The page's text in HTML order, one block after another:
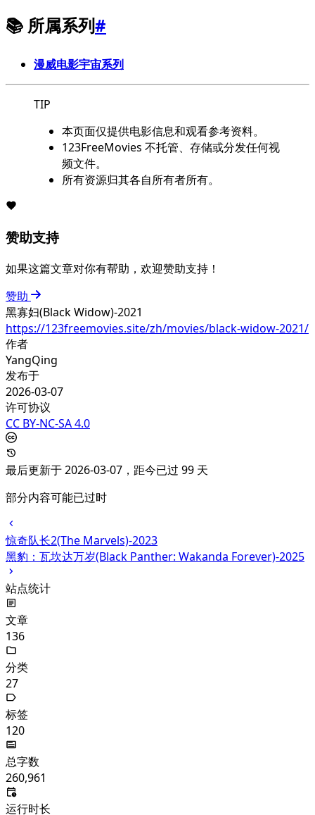
📚 所属系列#
漫威电影宇宙系列
TIP
本页面仅提供电影信息和观看参考资料。
123FreeMovies 不托管、存储或分发任何视
频文件。
所有资源归其各自所有者所有。
赞助支持
如果这篇文章对你有帮助，欢迎赞助支持！
赞助
黑寡妇(Black Widow)-2021
https://123freemovies.site/zh/movies/black-widow-2021/
作者
YangQing
发布于
2026-03-07
许可协议
CC BY-NC-SA 4.0
最后更新于 2026-03-07，距今已过 99 天
部分内容可能已过时
惊奇队长2(The Marvels)-2023
黑豹：瓦坎达万岁(Black Panther: Wakanda Forever)-2025
站点统计
文章
136
分类
27
标签
120
总字数
260,961
运行时长